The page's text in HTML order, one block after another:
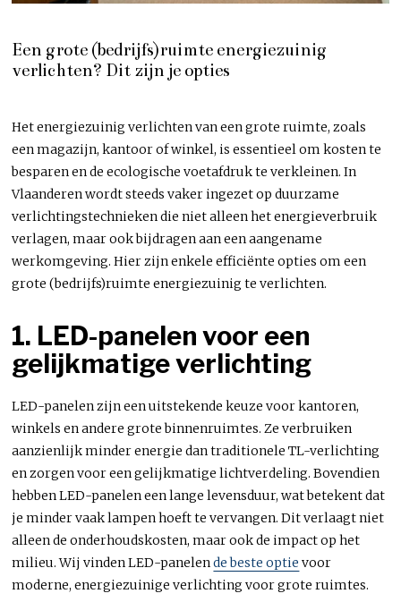
Een grote (bedrijfs)ruimte energiezuinig
verlichten? Dit zijn je opties
Het energiezuinig verlichten van een grote ruimte, zoals
een magazijn, kantoor of winkel, is essentieel om kosten te
besparen en de ecologische voetafdruk te verkleinen. In
Vlaanderen wordt steeds vaker ingezet op duurzame
verlichtingstechnieken die niet alleen het energieverbruik
verlagen, maar ook bijdragen aan een aangename
werkomgeving. Hier zijn enkele efficiënte opties om een
grote (bedrijfs)ruimte energiezuinig te verlichten.
1. LED-panelen voor een
gelijkmatige verlichting
LED-panelen zijn een uitstekende keuze voor kantoren,
winkels en andere grote binnenruimtes. Ze verbruiken
aanzienlijk minder energie dan traditionele TL-verlichting
en zorgen voor een gelijkmatige lichtverdeling. Bovendien
hebben LED-panelen een lange levensduur, wat betekent dat
je minder vaak lampen hoeft te vervangen. Dit verlaagt niet
alleen de onderhoudskosten, maar ook de impact op het
milieu. Wij vinden LED-panelende beste optie voor
moderne, energiezuinige verlichting voor grote ruimtes.